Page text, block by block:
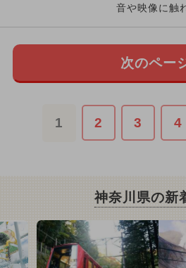
音や映像に触
次のペー
1 2 3 4
神奈川県の新